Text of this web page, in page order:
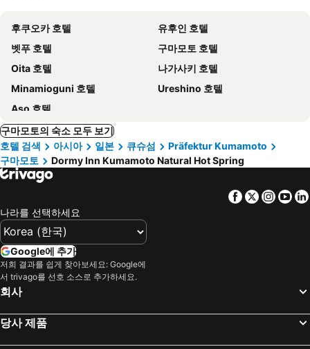
후쿠오카 호텔
유후인 호텔
벳푸 호텔
구마모토 호텔
Oita 호텔
나가사키 호텔
Minamioguni 호텔
Ureshino 호텔
Aso 호텔
구마모토의 숙소 모두 보기
호텔 검색
아시아 일본 큐슈섬
Präfektur Kumamoto
구마모토
Dormy Inn Kumamoto Natural Hot Spring
Facebook
Twitter
나라를 선택하세요
Google에 추가
저희 결과를 쉽게 찾아보세요: Google에
서 trivago를 선호 소스로 추가하세요.
회사
당사 제품